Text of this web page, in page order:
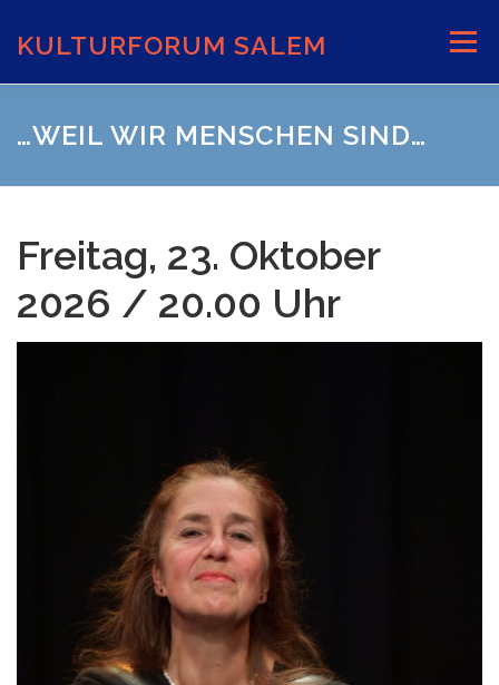
springen
KULTURFORUM SALEM Menü
AKTUELLES VERANSTALTUNGEN
…WEIL WIR MENSCHEN SIND…
Freitag, 23. Oktober
2026 / 20.00 Uhr